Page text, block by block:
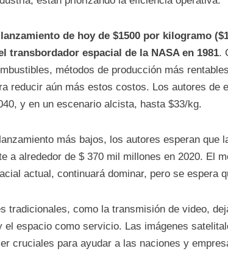
de hoy de $1500 por kilogramo
transbordador espacial de la NASA en 1981.
métodos de producción más
reducir aún más estos costos. Los autores
y en un escenario alcista, hasta $33/kg.
más bajos, los autores esperan
a alrededor de $ 370 mil millones en 2020. El
actual, continuará dominar, pero se espera
tradicionales, como la transmisión de video,
el espacio como servicio. Las imágenes
cruciales para ayudar a las naciones y